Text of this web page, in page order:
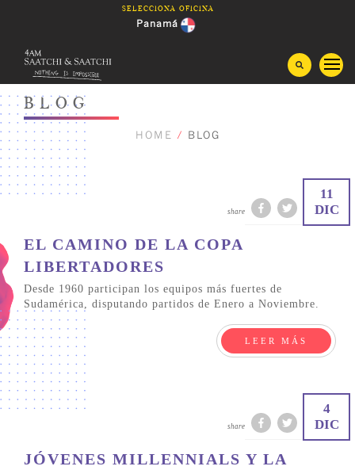
Selecciona oficina
Panamá
Nicaragua
BLOG
HOME / BLOG
11
DIC
share
EL CAMINO DE LA COPA
LIBERTADORES
Desde 1960 participan los equipos más fuertes de
Sudamérica, disputando partidos de Enero a Noviembre.
LEER MÁS
4
DIC
share
JÓVENES MILLENNIALS Y LA